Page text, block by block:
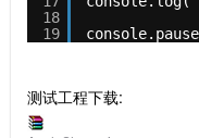
18
19
测试工程下载: